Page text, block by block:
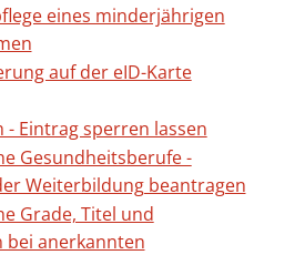
eines minderjährigen
auf der eID-Karte
- Eintrag sperren lassen
Gesundheitsberufe -
Weiterbildung beantragen
Grade, Titel und
bei anerkannten